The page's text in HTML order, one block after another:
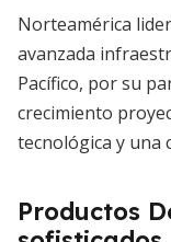
Norteamérica
avanzada
Pacífico, por su
crecimiento
tecnológica y una
Productos